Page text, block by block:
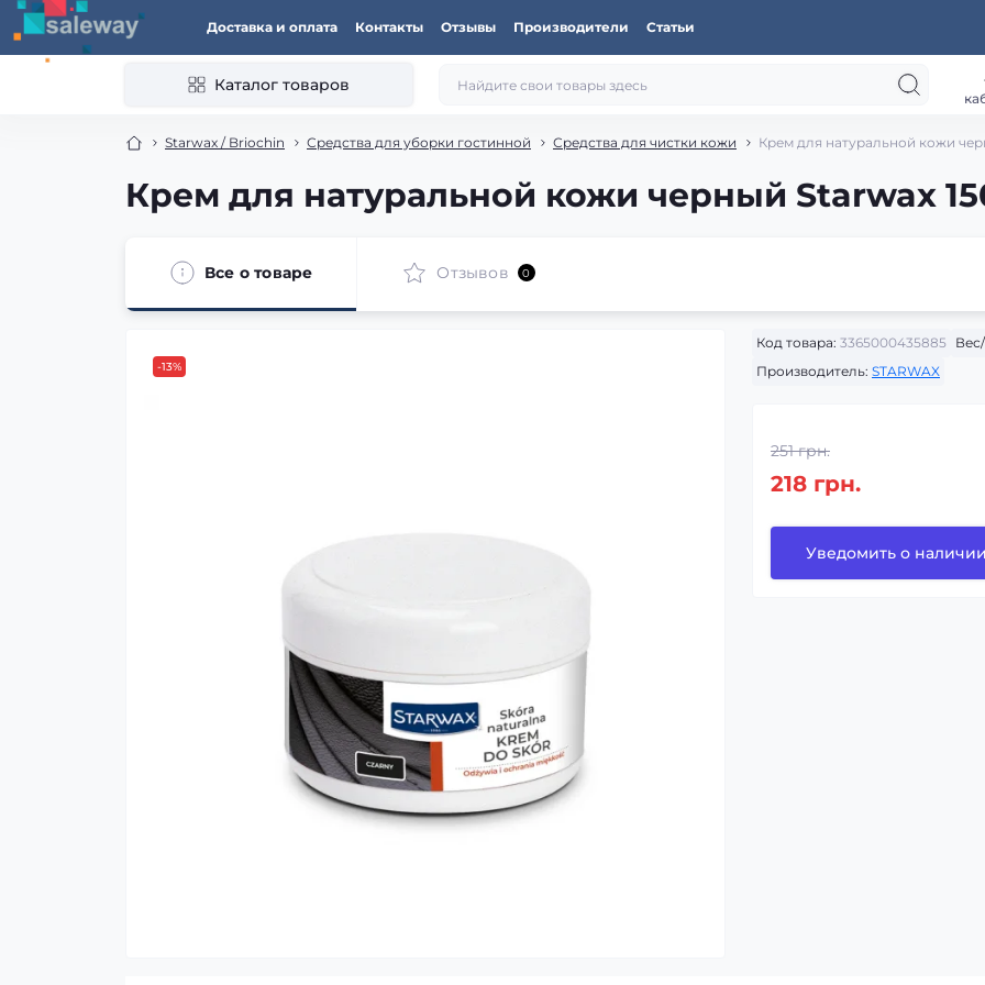
Доставка и оплата Контакты Отзывы Производители Статьи
Каталог товаров
Starwax / Briochin Средства для уборки гостинной Средства для чистки кожи Крем для натуральной кожи
Крем для натуральной кожи черный Starwax
Все о товаре Отзывов 0
-13%
Код товара: 3365000435885
Производитель: STARWAX
251 грн.
218 грн.
Уведомить о